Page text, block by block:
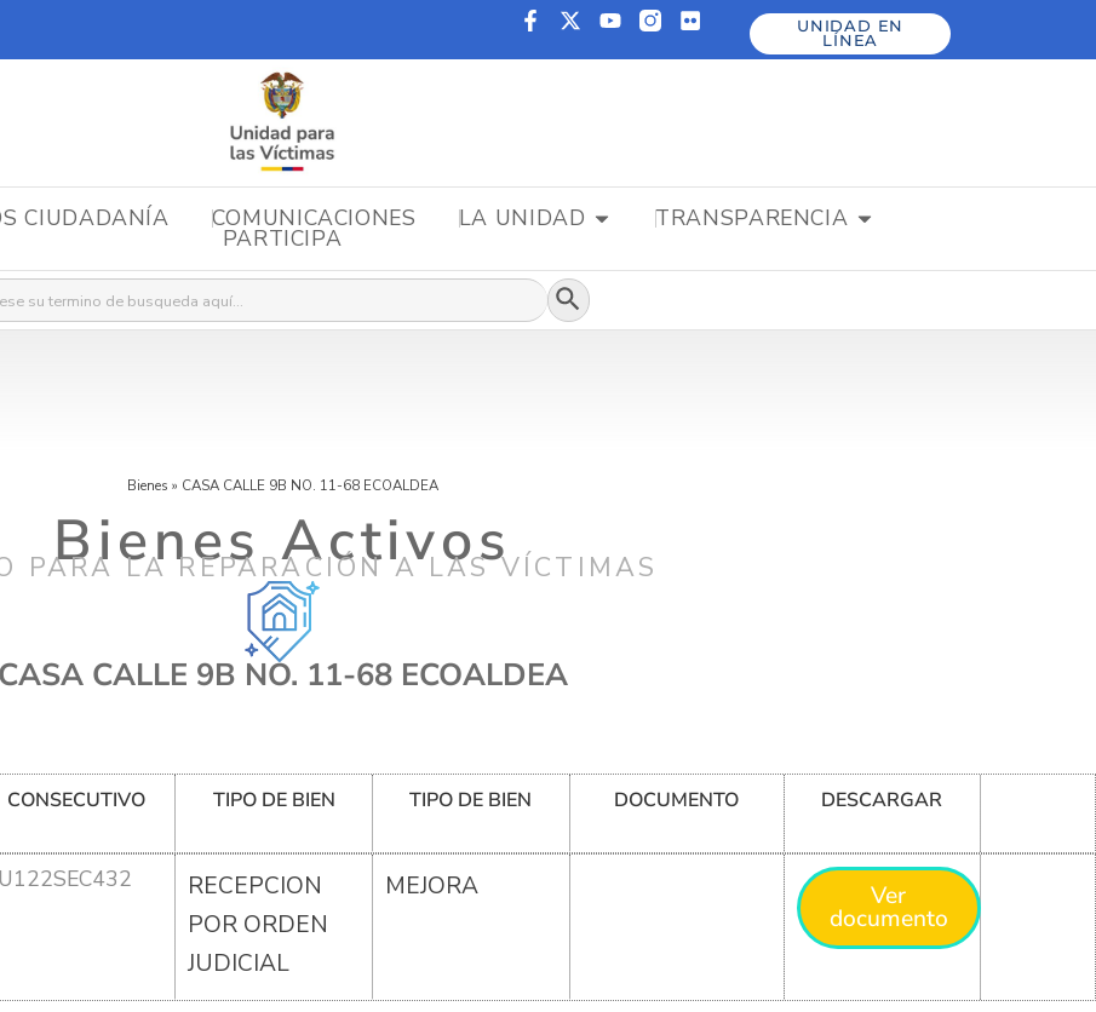
UNIDAD EN
LÍNEA
CIUDADANÍA COMUNICACIONES LA UNIDAD TRANSPARENCIA
PARTICIPA
Botón de búsqueda
Bienes » CASA CALLE 9B NO. 11-68 ECOALDEA
Bienes Activos
PARA LA REPARACIÓN A LAS VÍCTIMAS
CASA CALLE 9B NO. 11-68 ECOALDEA
CONSECUTIVO TIPO DE BIEN TIPO DE BIEN DOCUMENTO DESCARGAR
RECEPCION
POR ORDEN
JUDICIAL
MEJORA Ver
documento